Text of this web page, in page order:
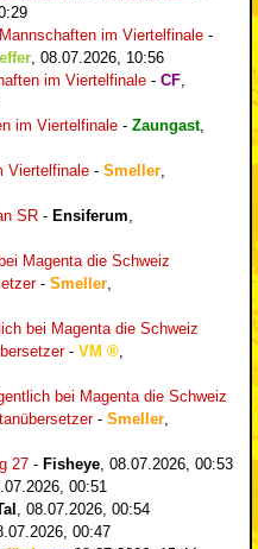
im Viertelfinale -
08.07.2026, 10:56
im Viertelfinale - CF
im Viertelfinale - Zaungast,
Viertelfinale - Smeller
SR - Ensiferum
Magenta die Schweiz
- Smeller
bei Magenta die Schweiz
- VM
bei Magenta die Schweiz
- Smeller
27 - Fisheye 08.07.2026, 00:53
00:51
08.07.2026, 00:54
00:47